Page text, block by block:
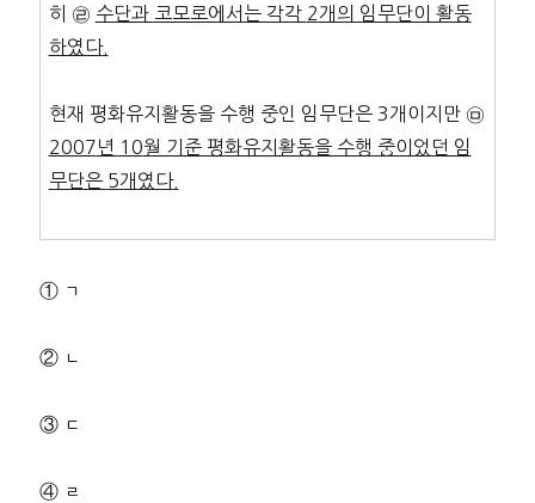
히 ㉣ 수단과 코모로에서는 각각 2개의 임무단이 활동
하였다.
현재 평화유지활동을 수행 중인 임무단은 3개이지만 ㉤
2007년 10월 기준 평화유지활동을 수행 중이었던 임
무단은 5개였다.
① ㄱ
② ㄴ
③ ㄷ
④ ㄹ